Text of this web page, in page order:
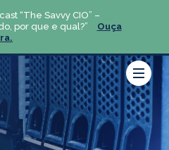
“The Savvy CIO” –
por que e qual?”
Ouça